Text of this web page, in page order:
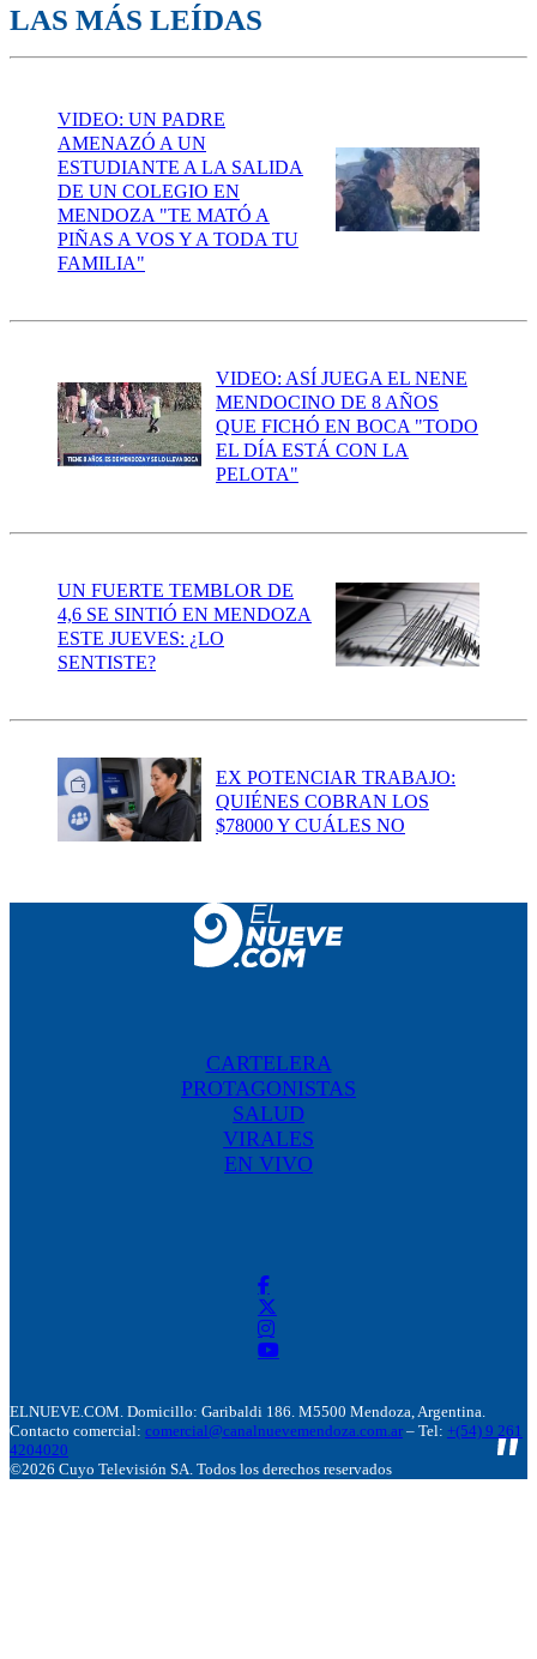
LAS MÁS LEÍDAS
VIDEO: UN PADRE
AMENAZÓ A UN
ESTUDIANTE A LA SALIDA
DE UN COLEGIO EN
MENDOZA "TE MATÓ A
PIÑAS A VOS Y A TODA TU
FAMILIA"
VIDEO: ASÍ JUEGA EL NENE
MENDOCINO DE 8 AÑOS
QUE FICHÓ EN BOCA "TODO
EL DÍA ESTÁ CON LA
PELOTA"
UN FUERTE TEMBLOR DE
4,6 SE SINTIÓ EN MENDOZA
ESTE JUEVES: ¿LO
SENTISTE?
EX POTENCIAR TRABAJO:
QUIÉNES COBRAN LOS
$78000 Y CUÁLES NO
CARTELERA
PROTAGONISTAS
SALUD
VIRALES
EN VIVO
ELNUEVE.COM. Domicillo: Garibaldi 186. M5500 Mendoza, Argentina.
Contacto comercial: comercial@canalnuevemendoza.com.ar – Tel: +(54) 9 261
4204020
©2026 Cuyo Televisión SA. Todos los derechos reservados